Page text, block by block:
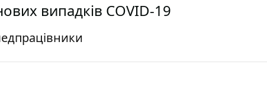
випадків COVID-19